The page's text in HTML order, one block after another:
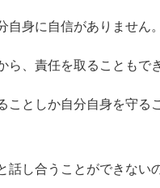
自身に自信がありません。
ら、責任を取ることもで
ことしか自分自身を守る
話し合うことができない